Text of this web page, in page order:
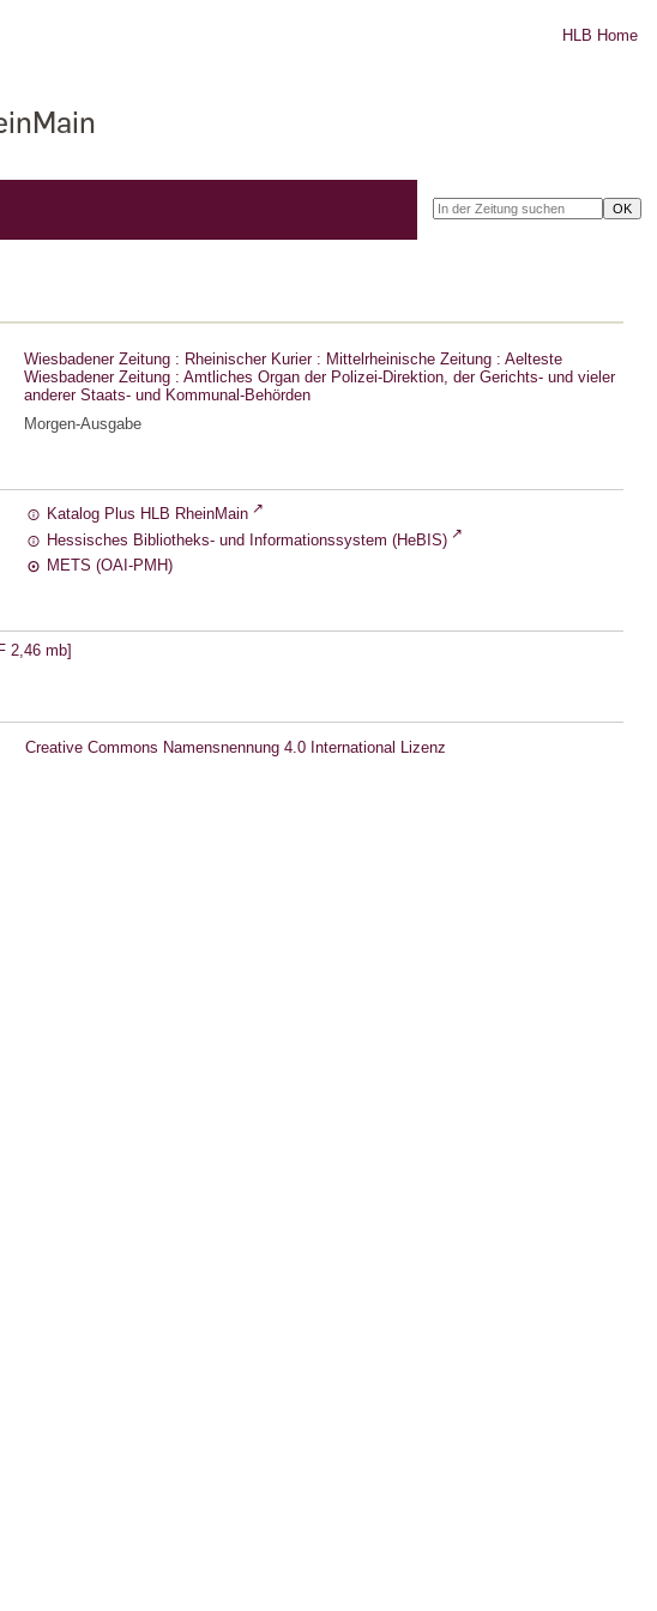
HLB Home
Wiesbadener Zeitung : Rheinischer Kurier : Mittelrheinische Zeitung : Aelteste
Wiesbadener Zeitung : Amtliches Organ der Polizei-Direktion, der Gerichts- und vieler
anderer Staats- und Kommunal-Behörden
Morgen-Ausgabe
Katalog Plus HLB RheinMain
Hessisches Bibliotheks- und Informationssystem (HeBIS)
METS (OAI-PMH)
2,46 mb]
Creative Commons Namensnennung 4.0 International Lizenz